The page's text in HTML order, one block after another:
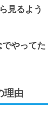
見るよう
やってた
理由